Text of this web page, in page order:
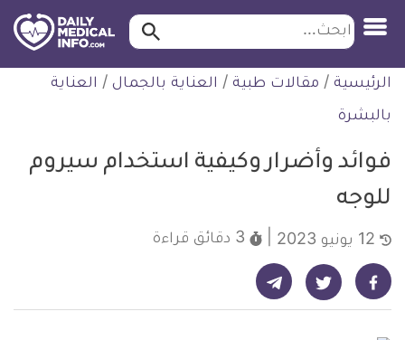
التخطي
للمحتوى
طبية
ابحث ابحث…
الرئيسية / مقالات طبية / العناية بالجمال / العناية
بالبشرة
فوائد وأضرار وكيفية استخدام سيروم
للوجه
3 دقائق قراءة
شارك على فيسبوك - ديلي ميديكال انفو شارك على تويتر - ديلي ميديكال انفو شارك على تيليجرام - ديلي ميديكال انفو